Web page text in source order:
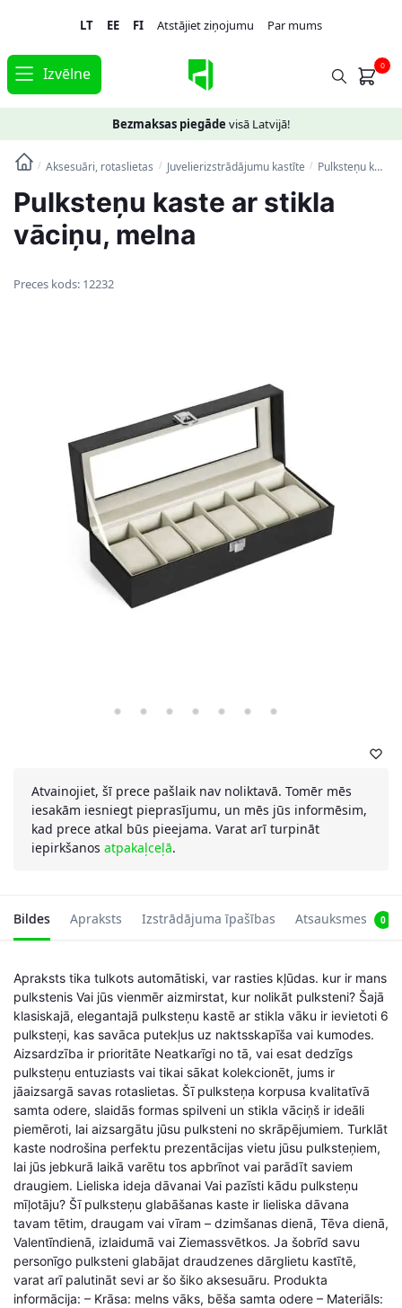
navigation
content
LT EE FI Atstājiet ziņojumu Par mums
Izvēlne 0
Bezmaksas piegāde visā Latvijā!
/ Aksesuāri, rotaslietas / Juvelierizstrādājumu kastīte / Pulksteņu kaste ar stikla vāciņu, melna
Pulksteņu kaste ar stikla
vāciņu, melna
Preces kods: 12232
Atvainojiet, šī prece pašlaik nav noliktavā. Tomēr mēs
iesakām iesniegt pieprasījumu, un mēs jūs informēsim,
kad prece atkal būs pieejama. Varat arī turpināt
iepirkšanos atpakaļceļā.
Bildes Apraksts Izstrādājuma īpašības Atsauksmes 0
Apraksts tika tulkots automātiski, var rasties kļūdas. kur ir mans
pulkstenis Vai jūs vienmēr aizmirstat, kur nolikāt pulksteni? Šajā
klasiskajā, elegantajā pulksteņu kastē ar stikla vāku ir ievietoti 6
pulksteņi, kas savāca putekļus uz naktsskapīša vai kumodes.
Aizsardzība ir prioritāte Neatkarīgi no tā, vai esat dedzīgs
pulksteņu entuziasts vai tikai sākat kolekcionēt, jums ir
jāaizsargā savas rotaslietas. Šī pulksteņa korpusa kvalitatīvā
samta odere, slaidās formas spilveni un stikla vāciņš ir ideāli
piemēroti, lai aizsargātu jūsu pulksteni no skrāpējumiem. Turklāt
kaste nodrošina perfektu prezentācijas vietu jūsu pulksteņiem,
lai jūs jebkurā laikā varētu tos apbrīnot vai parādīt saviem
draugiem. Lieliska ideja dāvanai Vai pazīsti kādu pulksteņu
mīļotāju? Šī pulksteņu glabāšanas kaste ir lieliska dāvana
tavam tētim, draugam vai vīram – dzimšanas dienā, Tēva dienā,
Valentīndienā, izlaidumā vai Ziemassvētkos. Ja šobrīd savu
personīgo pulksteni glabājat draudzenes dārglietu kastītē,
varat arī palutināt sevi ar šo šiko aksesuāru. Produkta
informācija: – Krāsa: melns vāks, bēša samta odere – Materiāls: